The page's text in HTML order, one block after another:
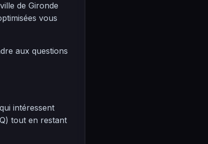
de Gironde
vous
aux questions
intéressent
tout en restant